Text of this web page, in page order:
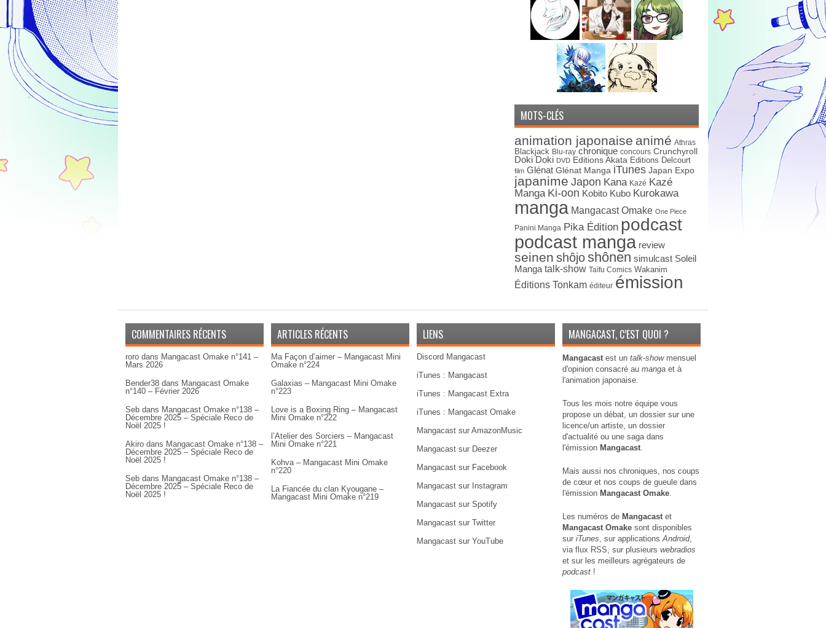
MOTS-CLÉS
animation japonaise animé Athras
Blackjack Blu-ray chronique concours Crunchyroll
Doki Doki DVD Editions Akata Editions Delcourt
film Glénat Glénat Manga iTunes Japan Expo
japanime Japon Kana Kazé Kazé
Manga Ki-oon Kobito Kubo Kurokawa
manga Mangacast Omake One Piece
Panini Manga Pika Édition podcast
podcast manga review
seinen shôjoshônen simulcast Soleil
Manga talk-show Taïfu Comics Wakanim
Éditions Tonkam éditeur émission
COMMENTAIRES RÉCENTS
roro dans Mangacast Omake n°141 –
Mars 2026
Bender38 dans Mangacast Omake
n°140 – Février 2026
Seb dans Mangacast Omake n°138 –
Décembre 2025 – Spéciale Reco de
Noël 2025 !
Akiro dans Mangacast Omake n°138 –
Décembre 2025 – Spéciale Reco de
Noël 2025 !
Seb dans Mangacast Omake n°138 –
Décembre 2025 – Spéciale Reco de
Noël 2025 !
ARTICLES RÉCENTS
Ma Façon d’aimer – Mangacast Mini
Omake n°224
Galaxias – Mangacast Mini Omake
n°223
Love is a Boxing Ring – Mangacast
Mini Omake n°222
l’Atelier des Sorciers – Mangacast
Mini Omake n°221
Kohva – Mangacast Mini Omake
n°220
La Fiancée du clan Kyougane –
Mangacast Mini Omake n°219
LIENS
Discord Mangacast
iTunes : Mangacast
iTunes : Mangacast Extra
iTunes : Mangacast Omake
Mangacast sur AmazonMusic
Mangacast sur Deezer
Mangacast sur Facebook
Mangacast sur Instagram
Mangacast sur Spotify
Mangacast sur Twitter
Mangacast sur YouTube
MANGACAST, C’EST QUOI ?
Mangacastest un talk-showmensuel
d'opinion consacré au manga et à
l'animation japonaise.
Tous les mois notre équipe vous
propose un débat, un dossier sur une
licence/un artiste, un dossier
d'actualité ou une saga dans
l'émission Mangacast.
Mais aussi nos chroniques, nos coups
de cœur et nos coups de gueule dans
l'émission Mangacast Omake.
Les numéros de Mangacastet
Mangacast Omake sont disponibles
sur iTunes, sur applicationsAndroid,
via flux RSS, sur plusieurs webradios
et sur les meilleurs agrégateurs de
podcast !